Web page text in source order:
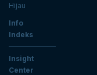
Hijau
Info
Indeks
Insight
Center